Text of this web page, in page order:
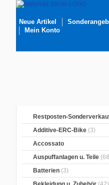
Neue Artikel
Mein Konto
Restposten-
Additive-ERC-Bike (3)
Accossato
Auspuffanlagen u. Teile
Batterien (3)